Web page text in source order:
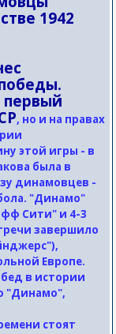
1942
первый
, но и на правах
этой игры - в
была в
динамовцев -
"Динамо"
Сити" и 4-3
завершило
Европе.
в истории
"Динамо",
стоят